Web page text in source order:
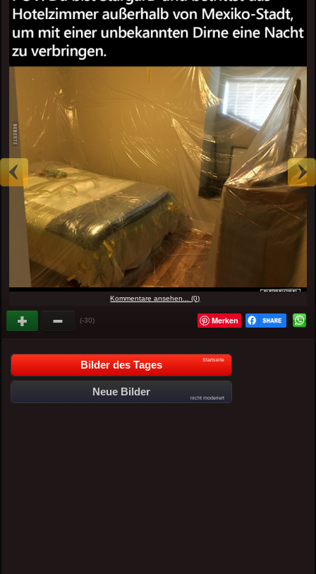
Kommentare ansehen... (0)
(-30) Merken
Bilder des Tages Startseite
Neue Bilder
nicht moderiert